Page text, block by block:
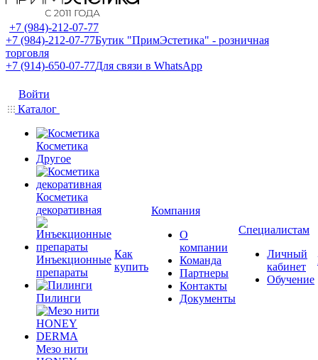
+7 (984)-212-07-77
+7 (984)-212-07-77Бутик "ПримЭстетика" - розничная
торговля
+7 (914)-650-07-77Для связи в WhatsApp
Войти
Каталог
Косметика
Другое
Косметика
декоративная
Инъекционные
препараты
Пилинги
Мезо нити
Как
купить
Компания
О
компании
Команда
Партнеры
Контакты
Документы
Специалистам
Личный
кабинет
Обучение